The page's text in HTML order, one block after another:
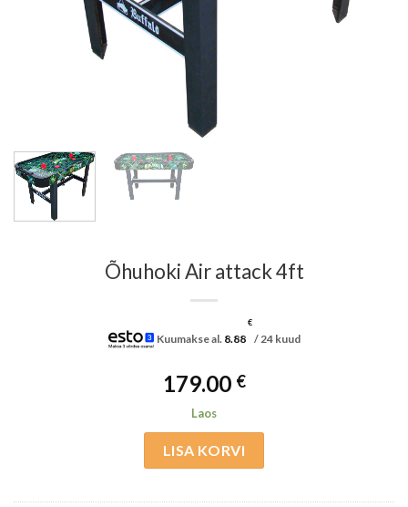
Õhuhoki Air attack 4ft
Kuumakse al. 8.88
€
/ 24 kuud
179.00 €
Laos
LISA KORVI